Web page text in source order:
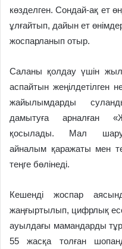
көзделген. Сондай-ақ ет
ұлғайтып, дайын ет
жоспарланып отыр.
Саланы қолдау үшін
аспайтын жеңілдетілген
жайылымдарды
дамытуға арналған
қосылады. Мал
айналым қаражаты мен
теңге бөлінеді.
Кешенді жоспар
жаңғыртылып, цифрлық
ауылдағы мамандарды
55 жасқа толған